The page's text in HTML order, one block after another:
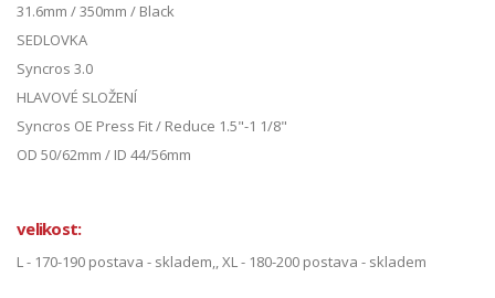
31.6mm / 350mm / Black
SEDLOVKA
Syncros 3.0
HLAVOVÉ SLOŽENÍ
Syncros OE Press Fit / Reduce 1.5"-1 1/8"
OD 50/62mm / ID 44/56mm
velikost:
L - 170-190 postava - skladem,, XL - 180-200 postava - skladem